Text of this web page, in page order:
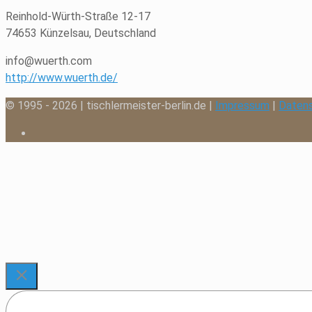
Reinhold-Würth-Straße 12-17
74653 Künzelsau, Deutschland
info@wuerth.com
http://www.wuerth.de/
© 1995 - 2026 | tischlermeister-berlin.de | Impressum |